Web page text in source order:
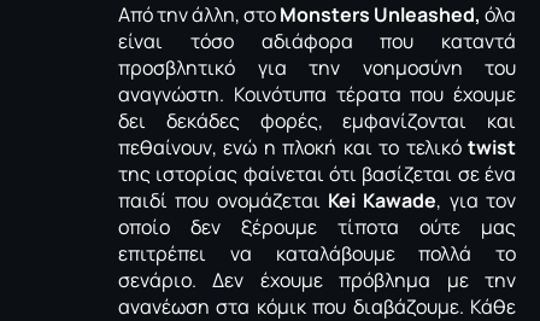
Από την άλλη, στοMonsters Unleashed, όλα
είναι τόσο αδιάφορα που καταντά
προσβλητικό για την νοημοσύνη του
αναγνώστη. Κοινότυπα τέρατα που έχουμε
δει δεκάδες φορές, εμφανίζονται και
πεθαίνουν, ενώ η πλοκή και το τελικόtwist
της ιστορίας φαίνεται ότι βασίζεται σε ένα
παιδί που ονομάζεται Kei Kawade, για τον
οποίο δεν ξέρουμε τίποτα ούτε μας
επιτρέπει να καταλάβουμε πολλά το
σενάριο. Δεν έχουμε πρόβλημα με την
ανανέωση στα κόμικ που διαβάζουμε. Κάθε